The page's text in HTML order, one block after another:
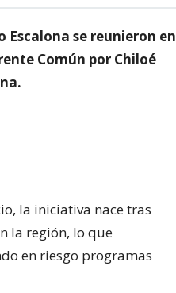
Escalona se reunieron en
Común por Chiloé
la iniciativa nace tras
la región, lo que
en riesgo programas